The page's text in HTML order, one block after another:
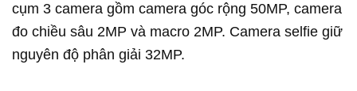
cụm 3 camera gồm camera góc rộng 50MP, camera
đo chiều sâu 2MP và macro 2MP. Camera selfie giữ
nguyên độ phân giải 32MP.